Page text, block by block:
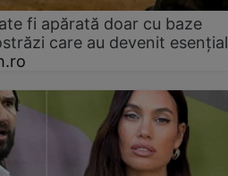
fi apărată doar cu baze
care au devenit